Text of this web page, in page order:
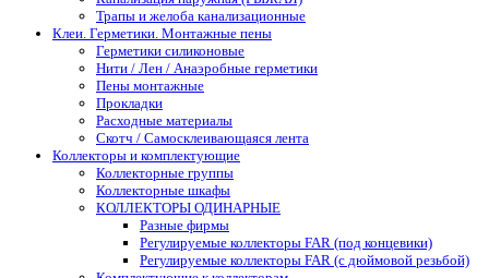
Трапы и желоба канализационные
Клеи. Герметики. Монтажные пены
Герметики силиконовые
Нити / Лен / Анаэробные герметики
Пены монтажные
Прокладки
Расходные материалы
Скотч / Самосклеивающаяся лента
Коллекторы и комплектующие
Коллекторные группы
Коллекторные шкафы
КОЛЛЕКТОРЫ ОДИНАРНЫЕ
Разные фирмы
Регулируемые коллекторы FAR (под концевики)
Регулируемые коллекторы FAR (с дюймовой резьбой)